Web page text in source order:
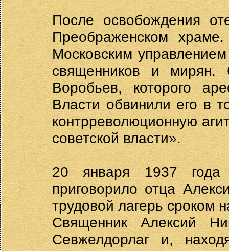
После освобождения
Преображенском
Московским
священников и
Воробьев, которого
Власти обвинили его в
контрреволюционную
советской власти».
20 января 1937
приговорило отца
трудовой лагерь сроком
Священник Алексий
Севжелдорлаг и,